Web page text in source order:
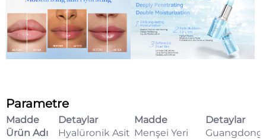
Parametre
Madde Detaylar Madde
Detaylar
Ürün Adı
Hyalüronik Asit Menşei Yeri
Guangdong,